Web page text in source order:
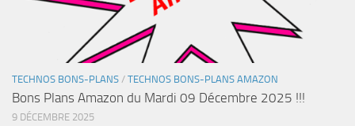
TECHNOS BONS-PLANS / TECHNOS BONS-PLANS AMAZON
Bons Plans Amazon du Mardi 09 Décembre 2025 !!!
9 DÉCEMBRE 2025